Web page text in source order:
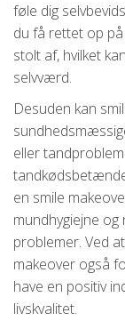
føle dig
du få rettet op
stolt af, hvilket
selvværd.
Desuden kan
eller
en smile
mundhygiejne
problemer. Ved
makeover også
have en positiv
livskvalitet.